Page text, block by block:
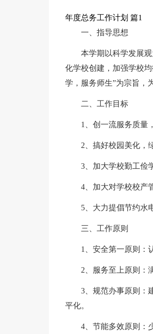
年度总务工作计划 篇1
一、指导思想
本学期以科学发展
化学校创建，加强学校
学，服务师生”为宗旨，
二、工作目标
1、创一流服务质量
2、搞好校园美化，
3、加大学校勤工俭
4、加大对学校校产
5、大力提倡节约水
三、工作原则
1、安全第一原则：
2、服务至上原则：
3、规范办事原则：
平化。
4、节能多效原则：